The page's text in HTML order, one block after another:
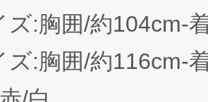
ズ:胸囲/約104cm-
ズ:胸囲/約116cm-